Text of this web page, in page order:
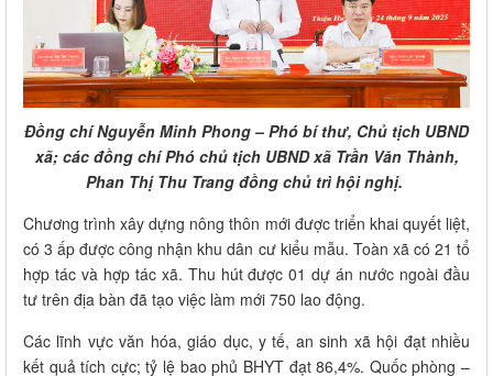
Đồng chí Nguyễn Minh Phong – Phó bí thư, Chủ tịch UBND
xã; các đồng chí Phó chủ tịch UBND xã Trần Văn Thành,
Phan Thị Thu Trang đồng chủ trì hội nghị.
Chương trình xây dựng nông thôn mới được triển khai quyết liệt,
có 3 ấp được công nhận khu dân cư kiểu mẫu. Toàn xã có 21 tổ
hợp tác và hợp tác xã. Thu hút được 01 dự án nước ngoài đầu
tư trên địa bàn đã tạo việc làm mới 750 lao động.
Các lĩnh vực văn hóa, giáo dục, y tế, an sinh xã hội đạt nhiều
kết quả tích cực; tỷ lệ bao phủ BHYT đạt 86,4%. Quốc phòng –